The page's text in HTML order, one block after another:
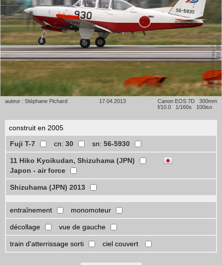
auteur : Stéphane Pichard 17.04.2013
Canon EOS 7D 300mm
f/10.0 1/160s 100iso
construit en 2005
Fuji T-7
cn: 30 sn: 56-5930
11 Hiko Kyoikudan, Shizuhama (JPN)
Japon - air force
Shizuhama (JPN) 2013
entraînement monomoteur
décollage vue de gauche
train d'atterrissage sorti ciel couvert